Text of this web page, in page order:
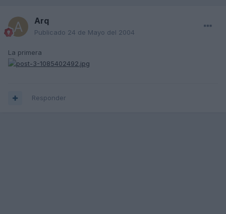
Arq
Publicado 24 de Mayo del 2004
La primera
Responder